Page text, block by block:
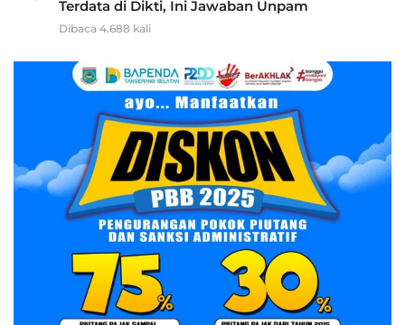
Terdata di Dikti, Ini Jawaban Unpam
Dibaca 4.688 kali